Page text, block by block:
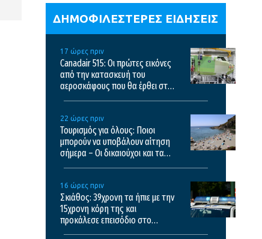
ΔΗΜΟΦΙΛΕΣΤΕΡΕΣ ΕΙΔΗΣΕΙΣ
17 ώρες πριν
Canadair 515: Οι πρώτες εικόνες
από την κατασκευή του
αεροσκάφους που θα έρθει στην
22 ώρες πριν
Τουρισμός για όλους: Ποιοι
μπορούν να υποβάλουν αίτηση
σήμερα – Οι δικαιούχοι και τα
16 ώρες πριν
Σκιάθος: 39χρονη τα ήπιε με την
15χρονη κόρη της και
προκάλεσε επεισόδιο στο